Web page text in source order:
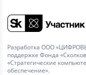
Разработка ООО
поддержке Фонда
«Стратегические
обеспечение».